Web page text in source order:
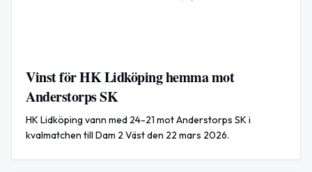
Vinst för HK Lidköping hemma mot
Anderstorps SK
HK Lidköping vann med 24-21 mot Anderstorps SK i
kvalmatchen till Dam 2 Väst den 22 mars 2026.